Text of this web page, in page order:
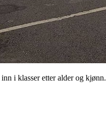
i klasser etter alder og kjønn.